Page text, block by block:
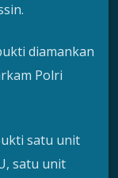
diamankan
Polri
satu unit
satu unit